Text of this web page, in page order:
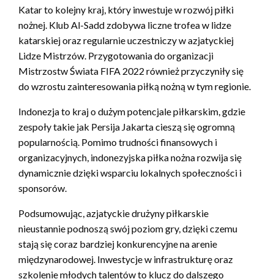
Katar to kolejny kraj, który inwestuje w rozwój piłki
nożnej. Klub Al-Sadd zdobywa liczne trofea w lidze
katarskiej oraz regularnie uczestniczy w azjatyckiej
Lidze Mistrzów. Przygotowania do organizacji
Mistrzostw Świata FIFA 2022 również przyczyniły się
do wzrostu zainteresowania piłką nożną w tym regionie.
Indonezja to kraj o dużym potencjale piłkarskim, gdzie
zespoły takie jak Persija Jakarta cieszą się ogromną
popularnością. Pomimo trudności finansowych i
organizacyjnych, indonezyjska piłka nożna rozwija się
dynamicznie dzięki wsparciu lokalnych społeczności i
sponsorów.
Podsumowując, azjatyckie drużyny piłkarskie
nieustannie podnoszą swój poziom gry, dzięki czemu
stają się coraz bardziej konkurencyjne na arenie
międzynarodowej. Inwestycje w infrastrukturę oraz
szkolenie młodych talentów to klucz do dalszego